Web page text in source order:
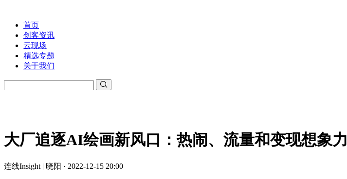
首页
创客资讯
云现场
精选专题
关于我们
大厂追逐AI绘画新风口：热闹、流量和变现想象力
连线Insight | 晓阳 · 2022-12-15 20:00